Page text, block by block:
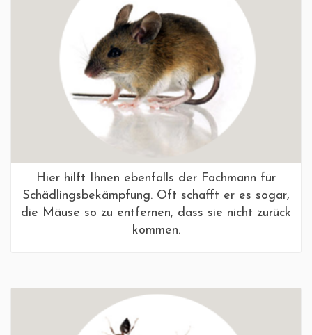
Hier hilft Ihnen ebenfalls der Fachmann für
Schädlingsbekämpfung. Oft schafft er es sogar,
die Mäuse so zu entfernen, dass sie nicht zurück
kommen.